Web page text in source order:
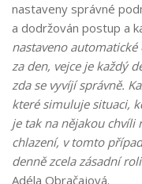
nastaveny správné
a dodržován postup a
nastaveno
za den, vejce je každý
zda se vyvíjí správně.
které simuluje situaci,
je tak na nějakou chvíli
chlazení, v tomto
denně zcela zásadní
Adéla Obračajová.